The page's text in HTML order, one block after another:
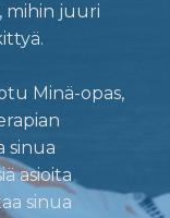
mihin juuri
Minä-opas,
sinua
asioita
sinua